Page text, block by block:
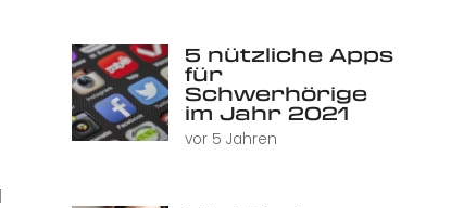
5 nützliche Apps
für
Schwerhörige
im Jahr 2021
vor 5 Jahren